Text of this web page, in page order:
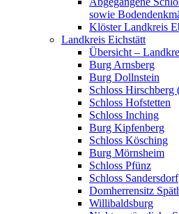
sowie
Klöster Landkreis
Landkreis Eichstätt
Übersicht –
Burg Arnsberg
Burg Dollnstein
Schloss Hirschberg
Schloss Hofstetten
Schloss Inching
Burg Kipfenberg
Schloss Kösching
Burg Mörnsheim
Schloss Pfünz
Schloss Sandersdorf
Domherrensitz
Willibaldsburg